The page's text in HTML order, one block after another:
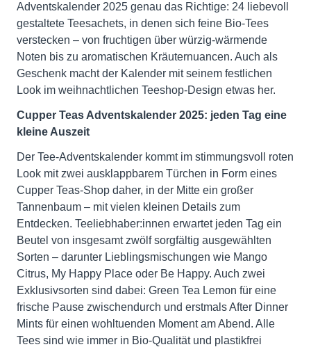
Adventskalender 2025 genau das Richtige: 24 liebevoll
gestaltete Teesachets, in denen sich feine Bio-Tees
verstecken – von fruchtigen über würzig-wärmende
Noten bis zu aromatischen Kräuternuancen. Auch als
Geschenk macht der Kalender mit seinem festlichen
Look im weihnachtlichen Teeshop-Design etwas her.
Cupper Teas Adventskalender 2025: jeden Tag eine
kleine Auszeit
Der Tee-Adventskalender kommt im stimmungsvoll roten
Look mit zwei ausklappbarem Türchen in Form eines
Cupper Teas-Shop daher, in der Mitte ein großer
Tannenbaum – mit vielen kleinen Details zum
Entdecken. Teeliebhaber:innen erwartet jeden Tag ein
Beutel von insgesamt zwölf sorgfältig ausgewählten
Sorten – darunter Lieblingsmischungen wie Mango
Citrus, My Happy Place oder Be Happy. Auch zwei
Exklusivsorten sind dabei: Green Tea Lemon für eine
frische Pause zwischendurch und erstmals After Dinner
Mints für einen wohltuenden Moment am Abend. Alle
Tees sind wie immer in Bio-Qualität und plastikfrei